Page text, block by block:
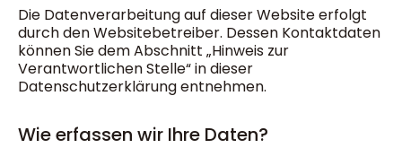
Die Datenverarbeitung auf dieser Website erfolgt
durch den Websitebetreiber. Dessen Kontaktdaten
können Sie dem Abschnitt „Hinweis zur
Verantwortlichen Stelle“ in dieser
Datenschutzerklärung entnehmen.
Wie erfassen wir Ihre Daten?